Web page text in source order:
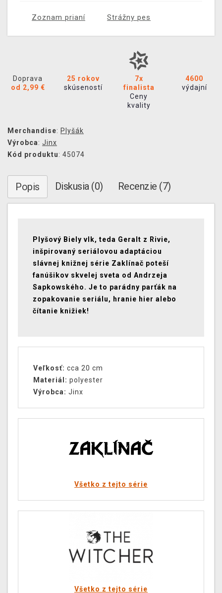
Zoznam prianí Strážny pes
Doprava
od 2,99 €
25 rokov
skúseností
7x
finalista
Ceny
kvality
4600
výdajní
Merchandise: Plyšák
Výrobca: Jinx
Kód produktu: 45074
Popis Diskusia (0) Recenzie (7)
Plyšový Biely vlk, teda Geralt z Rivie,
inšpirovaný seriálovou adaptáciou
slávnej knižnej série Zaklínač poteší
fanúšikov skvelej sveta od Andrzeja
Sapkowského. Je to parádny parťák na
zopakovanie seriálu, hranie hier alebo
čítanie knižiek!
Veľkosť: cca 20 cm
Materiál: polyester
Výrobca: Jinx
Všetko z tejto série
Všetko z tejto série